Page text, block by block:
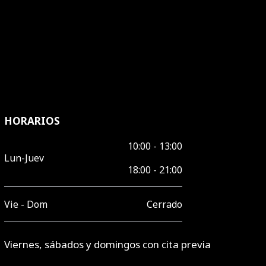
HORARIOS
Lun-Juev
10:00 - 13:00
18:00 - 21:00
Vie - Dom Cerrado
Viernes, sábados y domingos con cita previa